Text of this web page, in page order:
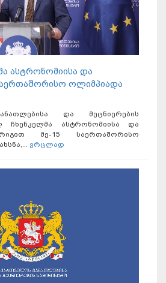
ასტრონომიისა და
ოლიმპიადა
და მეცნიერების
ჩხენკელმა ასტრონომიისა და
მე-15 საერთაშორისო
ვრცლად